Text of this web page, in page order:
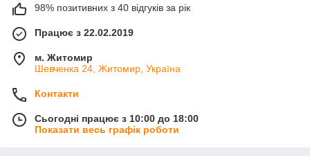
98% позитивних з 40 відгуків за рік
Працює з 22.02.2019
м. Житомир
Шевченка 24, Житомир, Україна
Контакти
Сьогодні працює з 10:00 до 18:00
Показати весь графік роботи